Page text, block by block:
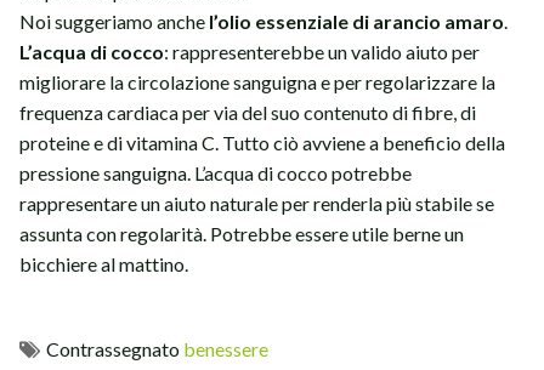
Noi suggeriamo anche l’olio essenziale di arancio amaro.
L’acqua di cocco: rappresenterebbe un valido aiuto per
migliorare la circolazione sanguigna e per regolarizzare la
frequenza cardiaca per via del suo contenuto di fibre, di
proteine e di vitamina C. Tutto ciò avviene a beneficio della
pressione sanguigna. L’acqua di cocco potrebbe
rappresentare un aiuto naturale per renderla più stabile se
assunta con regolarità. Potrebbe essere utile berne un
bicchiere al mattino.
Contrassegnato benessere